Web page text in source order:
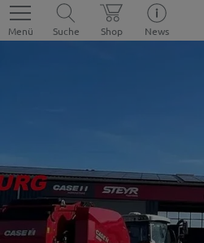
Menü Suche Shop
News